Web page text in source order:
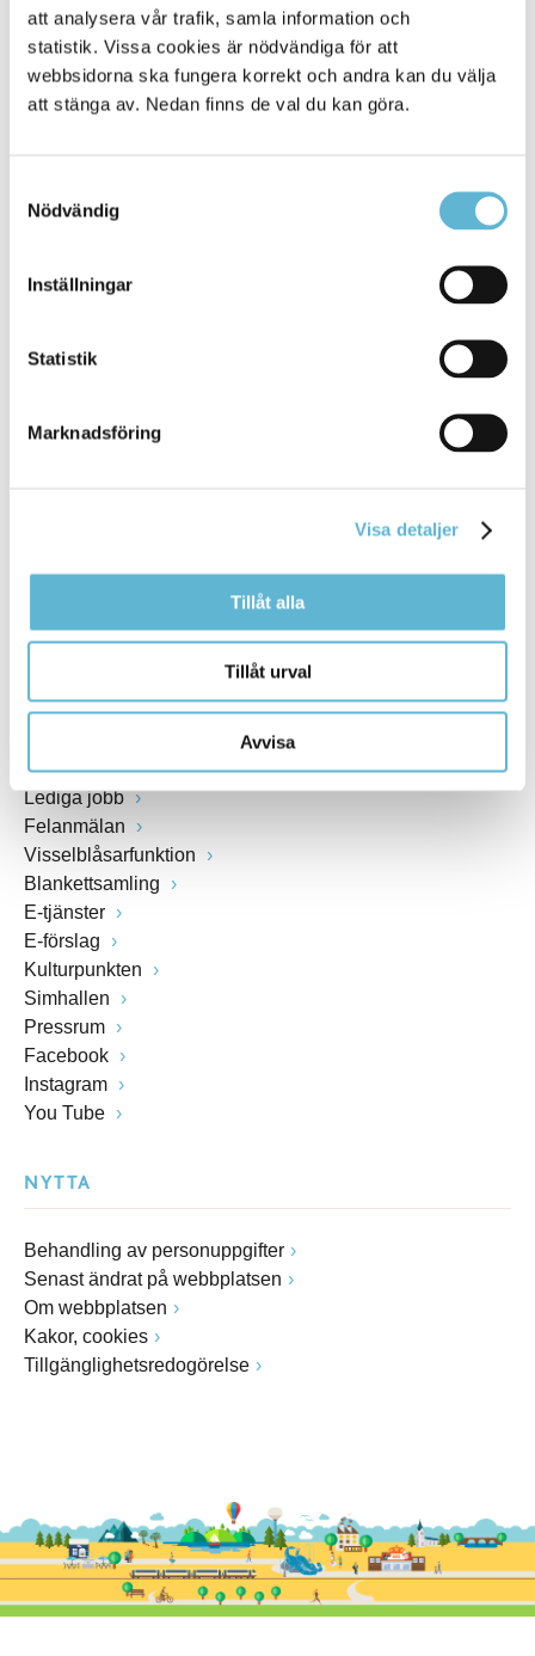
att analysera vår trafik, samla information och
statistik. Vissa cookies är nödvändiga för att
webbsidorna ska fungera korrekt och andra kan du välja
att stänga av. Nedan finns de val du kan göra.
Nödvändig
Inställningar
Statistik
Marknadsföring
Visa detaljer
Tillåt alla
Tillåt urval
Avvisa
KONTAKT
Besöksadress
kommunstyrelsen@bromolla.se
Fax: 0456-82 22 00
Öppettider växel och reception i kommunhuset
Anslagstavla
Lediga jobb
Felanmälan
Visselblåsarfunktion
Blankettsamling
E-tjänster
E-förslag
Kulturpunkten
Simhallen
Pressrum
Facebook
Instagram
You Tube
NYTTA
Behandling av personuppgifter
Senast ändrat på webbplatsen
Om webbplatsen
Kakor, cookies
Tillgänglighetsredogörelse